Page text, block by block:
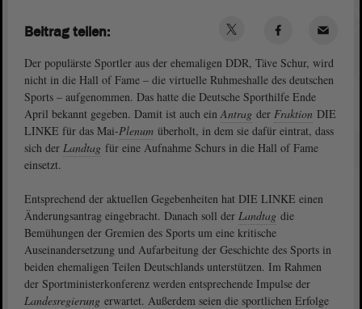
Der populärste Sportler aus der ehemaligen DDR, Täve Schur, wird
nicht in die Hall of Fame – die virtuelle Ruhmeshalle des deutschen
Sports – aufgenommen. Das hatte die Deutsche Sporthilfe Ende
April bekannt gegeben. Damit ist auch einAntrag der Fraktion DIE
LINKE für das Mai-Plenum überholt, in dem sie dafür eintrat, dass
sich der Landtag für eine Aufnahme Schurs in die Hall of Fame
einsetzt.
Entsprechend der aktuellen Gegebenheiten hat DIE LINKE einen
Änderungsantrag eingebracht. Danach soll der Landtag die
Bemühungen der Gremien des Sports um eine kritische
Auseinandersetzung und Aufarbeitung der Geschichte des Sports in
beiden ehemaligen Teilen Deutschlands unterstützen. Im Rahmen
der Sportministerkonferenz werden entsprechende Impulse der
Landesregierung erwartet. Außerdem seien die sportlichen Erfolge
Beitrag teilen: